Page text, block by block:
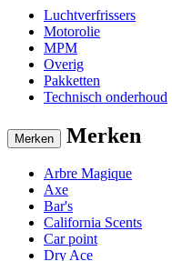
Luchtverfrissers
Motorolie
MPM
Overig
Pakketten
Technisch onderhoud
Merken Merken
Arbre Magique
Axe
Bar's
California Scents
Car point
Dry Ace